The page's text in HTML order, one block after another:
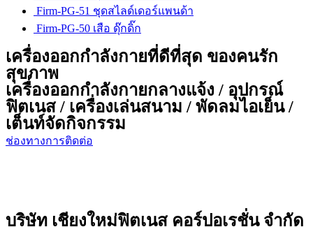
Firm-PG-51 ชุดสไลด์เดอร์แพนด้า
Firm-PG-50 เสือ ดุ๊กดิ๊ก
เครื่องออกกำลังกายที่ดีที่สุด ของคนรัก
สุขภาพ
เครื่องออกกำลังกายกลางแจ้ง / อุปกรณ์
ฟิตเนส / เครื่องเล่นสนาม / พัดลมไอเย็น /
เต็นท์จัดกิจกรรม
ช่องทางการติดต่อ
บริษัท เชียงใหม่ฟิตเนส คอร์ปอเรชั่น จำกัด